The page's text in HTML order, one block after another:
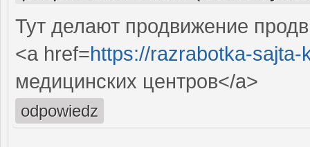
Тут делают продвижение
<a href=https://razrabotka-sajta-
медицинских центров</a>
odpowiedz